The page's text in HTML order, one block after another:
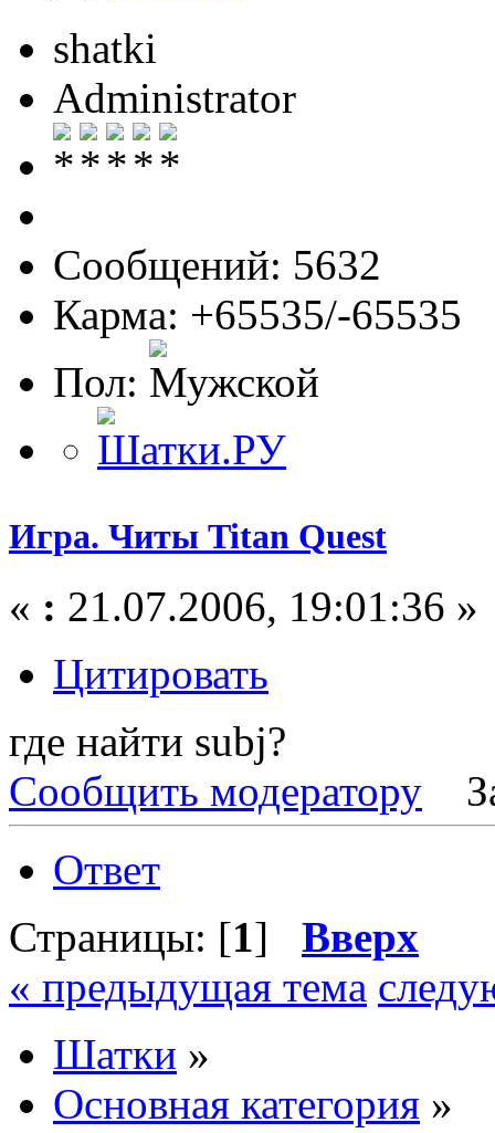
shatki
Administrator
Сообщений: 5632
Карма: +65535/-65535
Пол:
Игра. Читы Titan Quest
« : 21.07.2006, 19:01:36 »
Цитировать
где найти subj?
Сообщить модератору
Ответ
Страницы: [1] Вверх
« предыдущая тема
Шатки »
Основная категория »